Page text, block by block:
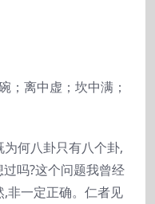
；离中虚；坎中满；
何八卦只有八个卦,
吗?这个问题我曾经
非一定正确。仁者见